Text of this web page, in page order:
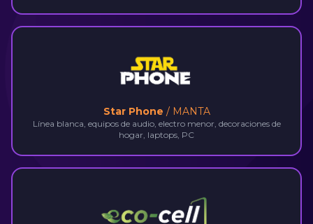
Star Phone / MANTA
Línea blanca, equipos de audio, electro menor, decoraciones de
hogar, laptops, PC